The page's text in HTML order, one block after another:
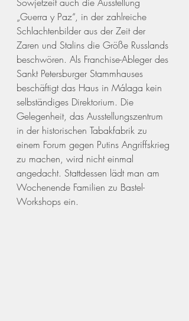
„Guerra y Paz“, in der zahlreiche
Schlachtenbilder aus der Zeit der
Zaren und Stalins die Größe Russlands
beschwören. Als Franchise-Ableger des
Sankt Petersburger Stammhauses
beschäftigt das Haus in Málaga kein
selbständiges Direktorium. Die
Gelegenheit, das Ausstellungszentrum
in der historischen Tabakfabrik zu
einem Forum gegen Putins Angriffskrieg
zu machen, wird nicht einmal
angedacht. Stattdessen lädt man am
Wochenende Familien zu Bastel-
Workshops ein.